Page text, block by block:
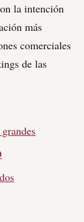
la intención
más
comerciales
de las